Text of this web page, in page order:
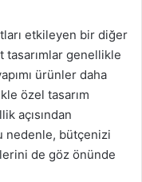
etkileyen bir diğer
genellikle
ürünler daha
özel tasarım
açısından
nedenle, bütçenizi
de göz önünde